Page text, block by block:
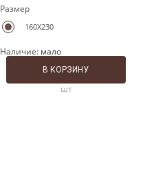
Размер
160X230
Наличие: мало
шт
В КОРЗИНУ